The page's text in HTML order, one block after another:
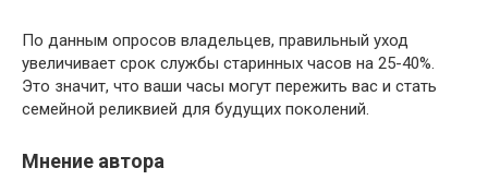
По данным опросов владельцев, правильный уход
увеличивает срок службы старинных часов на 25-40%.
Это значит, что ваши часы могут пережить вас и стать
семейной реликвией для будущих поколений.
Мнение автора